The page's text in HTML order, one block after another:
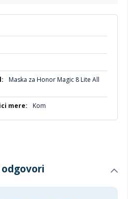
- zaštita uz stil!
na telefonu!
Maska za Honor Magic 8 Lite All
Kom